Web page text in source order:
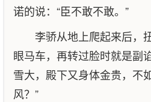
诺的说：“臣不敢不敢。”
李骄从地上爬起来后，
眼马车，再转过脸时就是副
雪大，殿下又身体金贵，不
风？”